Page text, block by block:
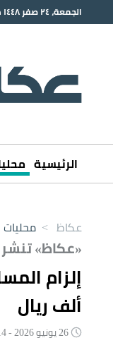
الجمعة، ٢٤ صفر ١٤٤٨ هـ ٧ أغسطس ٢٠٢٦ م
الرئيسية
عكاظ > محليات
«عكاظ»
ألف ريال